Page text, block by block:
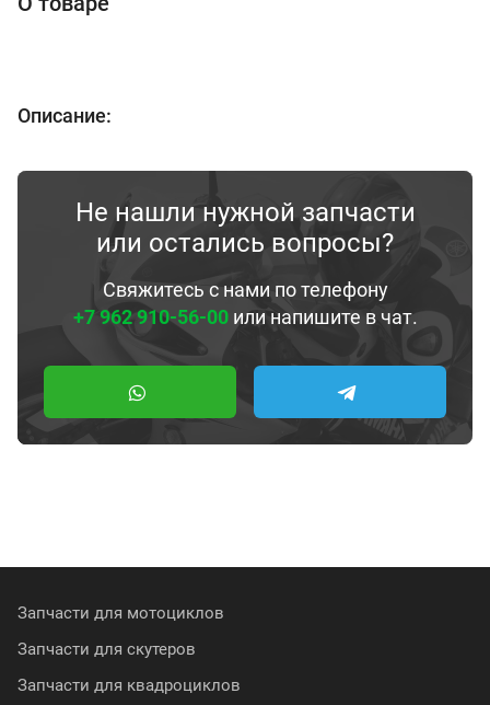
Описание:
Не нашли нужной запчасти
или остались вопросы?
Свяжитесь с нами по телефону
+7 962 910-56-00или напишите в чат.
Запчасти для мотоциклов
Запчасти для скутеров
Запчасти для квадроциклов